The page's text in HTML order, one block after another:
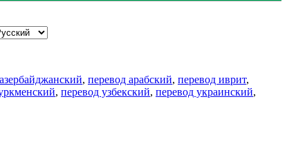
, перевод арабский, перевод иврит,
, перевод узбекский, перевод украинский,